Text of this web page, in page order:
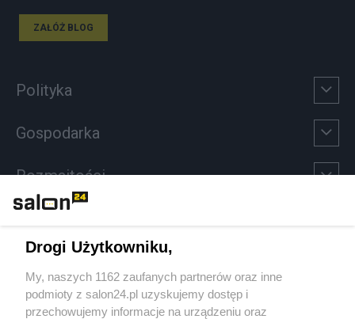
ZAŁÓŻ BLOG
Polityka
Gospodarka
Rozmaitości
Sport
Społeczeństwo
Drogi Użytkowniku,
My, naszych 1162 zaufanych partnerów oraz inne
podmioty z salon24.pl uzyskujemy dostęp i
przechowujemy informacje na urządzeniu oraz